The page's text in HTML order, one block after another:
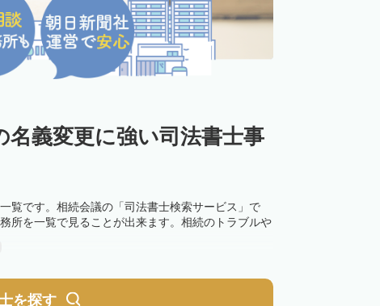
名義変更に強い司法書士事
覧です。相続会議の「司法書士検索サービス」で
所を一覧で見ることが出来ます。相続のトラブルや
を探す